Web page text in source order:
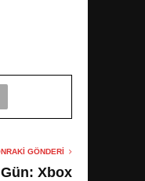
GÖNDERI
Xbox